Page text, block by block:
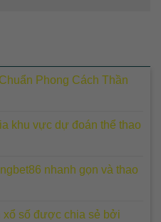
Phong Cách Thần
khu vực dự đoán thể thao
nhanh gọn và thao
xổ số được chia sẻ bởi